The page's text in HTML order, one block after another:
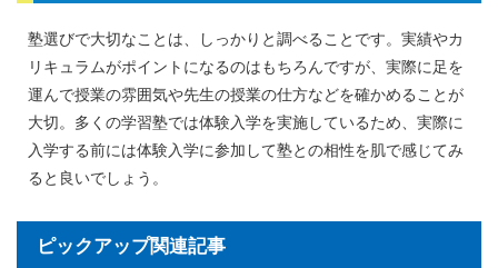
塾選びで大切なことは、しっかりと調べることです。実績やカ
リキュラムがポイントになるのはもちろんですが、実際に足を
運んで授業の雰囲気や先生の授業の仕方などを確かめることが
大切。多くの学習塾では体験入学を実施しているため、実際に
入学する前には体験入学に参加して塾との相性を肌で感じてみ
ると良いでしょう。
ピックアップ関連記事